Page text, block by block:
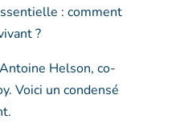
: comment
?
Helson, co-
Voici un condensé